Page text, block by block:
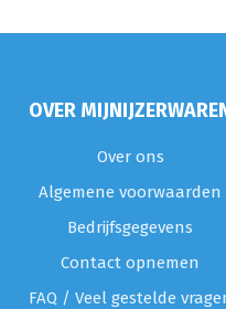
OVER
Over ons
Algemene voorwaarden
Bedrijfsgegevens
Contact opnemen
FAQ / Veel gestelde